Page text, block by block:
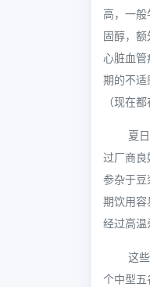
高，一般
固醇，
心脏血
期的不适
（现在
夏
过厂商良
参杂于豆
期饮用容
经过高温
这
个中型五